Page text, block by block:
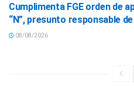
Cumplimenta FGE orden de
“N”, presunto responsable
08/08/2026